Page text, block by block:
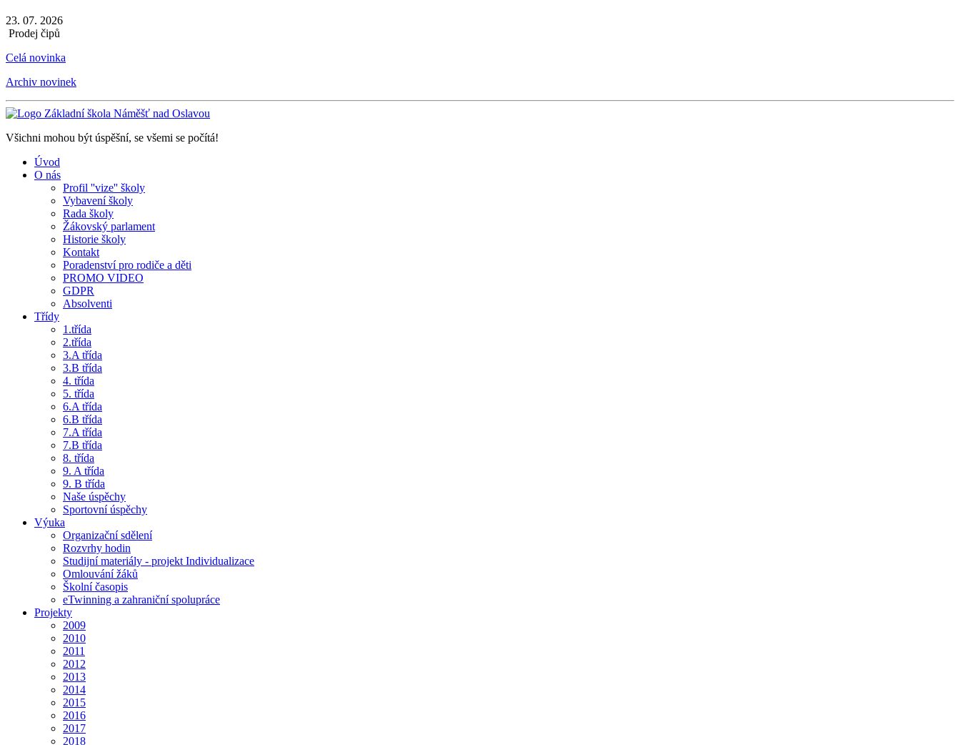
23. 07. 2026
Prodej čipů
Celá novinka
Archiv novinek
Všichni mohou být úspěšní, se všemi se počítá!
Úvod
O nás
Profil ''vize'' školy
Vybavení školy
Rada školy
Žákovský parlament
Historie školy
Kontakt
Poradenství pro rodiče a děti
PROMO VIDEO
GDPR
Absolventi
Třídy
1.třída
2.třída
3.A třída
3.B třída
4. třída
5. třída
6.A třída
6.B třída
7.A třída
7.B třída
8. třída
9. A třída
9. B třída
Naše úspěchy
Sportovní úspěchy
Výuka
Organizační sdělení
Rozvrhy hodin
Studijní materiály - projekt Individualizace
Omlouvání žáků
Školní časopis
eTwinning a zahraniční spolupráce
Projekty
2009
2010
2011
2012
2013
2014
2015
2016
2017
2018